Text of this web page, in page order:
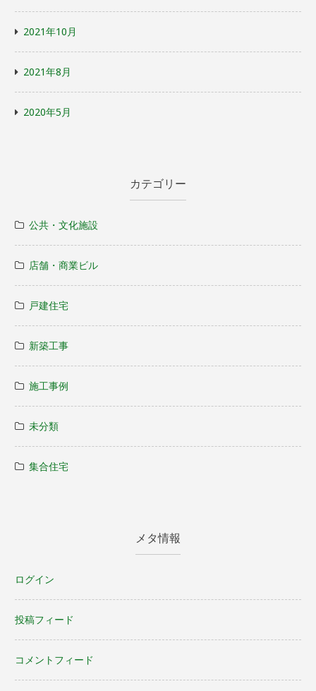
2021年10月
2021年8月
2020年5月
カテゴリー
公共・文化施設
店舗・商業ビル
戸建住宅
新築工事
施工事例
未分類
集合住宅
メタ情報
ログイン
投稿フィード
コメントフィード